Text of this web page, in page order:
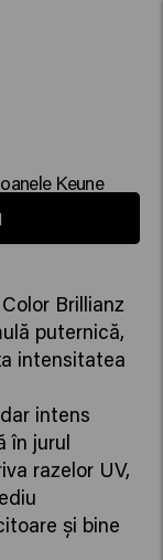
Keune
Brillianz
puternică,
intensitatea
intens
în jurul
razelor UV,
și bine